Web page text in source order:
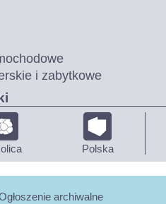
i zabytkowe
Polska
archiwalne